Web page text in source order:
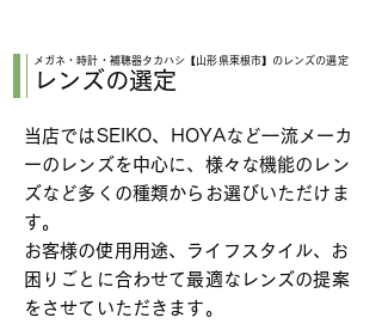
レンズの選定
メガネ・時計・補聴器タカハシ【山形県東根市】のレンズの選定
当店ではSEIKO、HOYAなど一流メーカ
ーのレンズを中心に、様々な機能のレン
ズなど多くの種類からお選びいただけま
す。
​お客様の使用用途、ライフスタイル、お
困りごとに合わせて最適なレンズの提案
をさせていただきます。